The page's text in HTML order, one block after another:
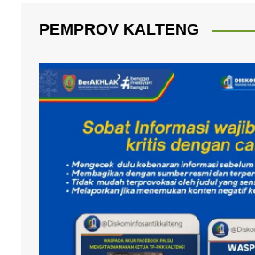
PEMPROV KALTENG